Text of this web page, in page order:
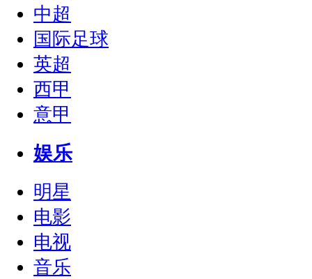
中超
国际足球
英超
西甲
意甲
娱乐
明星
电影
电视
音乐